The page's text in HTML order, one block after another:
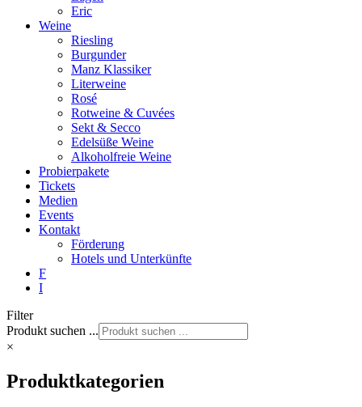
Eric
Weine
Riesling
Burgunder
Manz Klassiker
Literweine
Rosé
Rotweine & Cuvées
Sekt & Secco
Edelsüße Weine
Alkoholfreie Weine
Probierpakete
Tickets
Medien
Events
Kontakt
Förderung
Hotels und Unterkünfte
F
I
Filter
Produkt suchen ...
×
Produktkategorien